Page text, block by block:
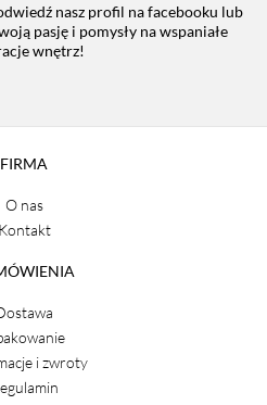
nasz profil na facebooku lub
pasję i pomysły na wspaniałe
wnętrz!
FIRMA
O nas
Kontakt
i zwroty